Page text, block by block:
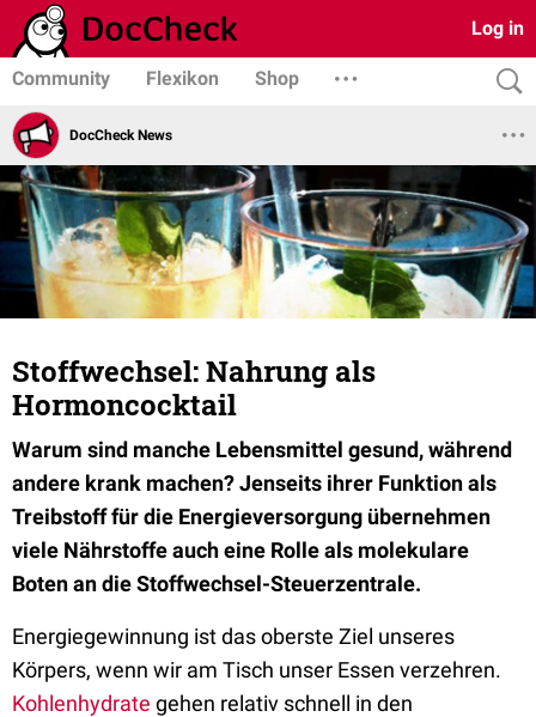
Log in
Community Flexikon Shop
DocCheck News
Stoffwechsel: Nahrung als
Hormoncocktail
Warum sind manche Lebensmittel gesund, während
andere krank machen? Jenseits ihrer Funktion als
Treibstoff für die Energieversorgung übernehmen
viele Nährstoffe auch eine Rolle als molekulare
Boten an die Stoffwechsel-Steuerzentrale.
Energiegewinnung ist das oberste Ziel unseres
Körpers, wenn wir am Tisch unser Essen verzehren.
Kohlenhydrate gehen relativ schnell in den